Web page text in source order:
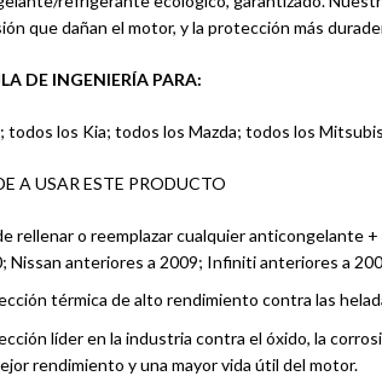
que dañan el motor, y la protección más
DE INGENIERÍA PARA:
todos los Kia; todos los Mazda; todos los
A USAR ESTE PRODUCTO
rellenar o reemplazar cualquier anticongelante
Nissan anteriores a 2009; Infiniti anteriores a
térmica de alto rendimiento contra las
líder en la industria contra el óxido, la
rendimiento y una mayor vida útil del motor.